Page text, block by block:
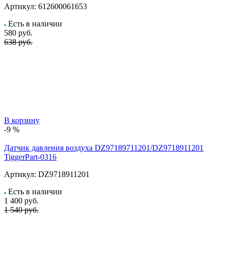
Артикул: 612600061653
Есть в наличии
580 руб.
638 руб.
В корзину
-9 %
Датчик давления воздуха DZ97189711201/DZ9718911201
TiggerPart-0316
Артикул: DZ9718911201
Есть в наличии
1 400 руб.
1 540 руб.